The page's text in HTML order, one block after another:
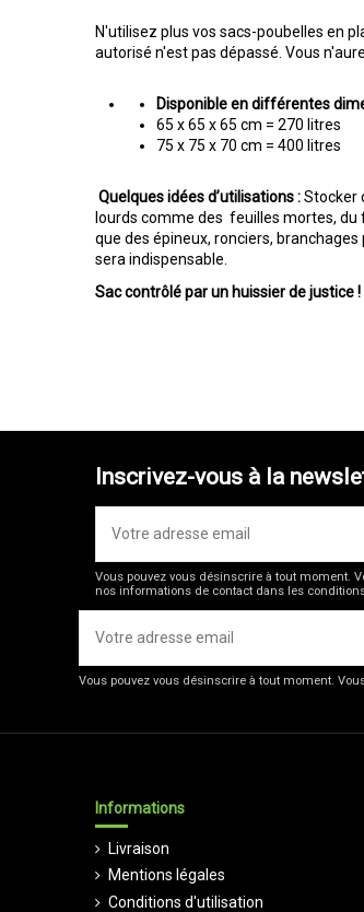
N'utilisez plus vos sacs-poubelles en
autorisé n'est pas dépassé. Vous
Disponible en différentes
65 x 65 x 65 cm = 270 litres
75 x 75 x 70 cm = 400 litres
Quelques idées d’utilisations :Stocker
lourds comme des feuilles mortes, du
que des épineux, ronciers,
sera indispensable.
Sac contrôlé par un huissier de justice !
Inscrivez-vous à la
Vous pouvez vous désinscrire à tout moment.
nos informations de contact dans les
Vous pouvez vous désinscrire à tout moment.
Informations
Livraison
Mentions légales
Conditions d'utilisation